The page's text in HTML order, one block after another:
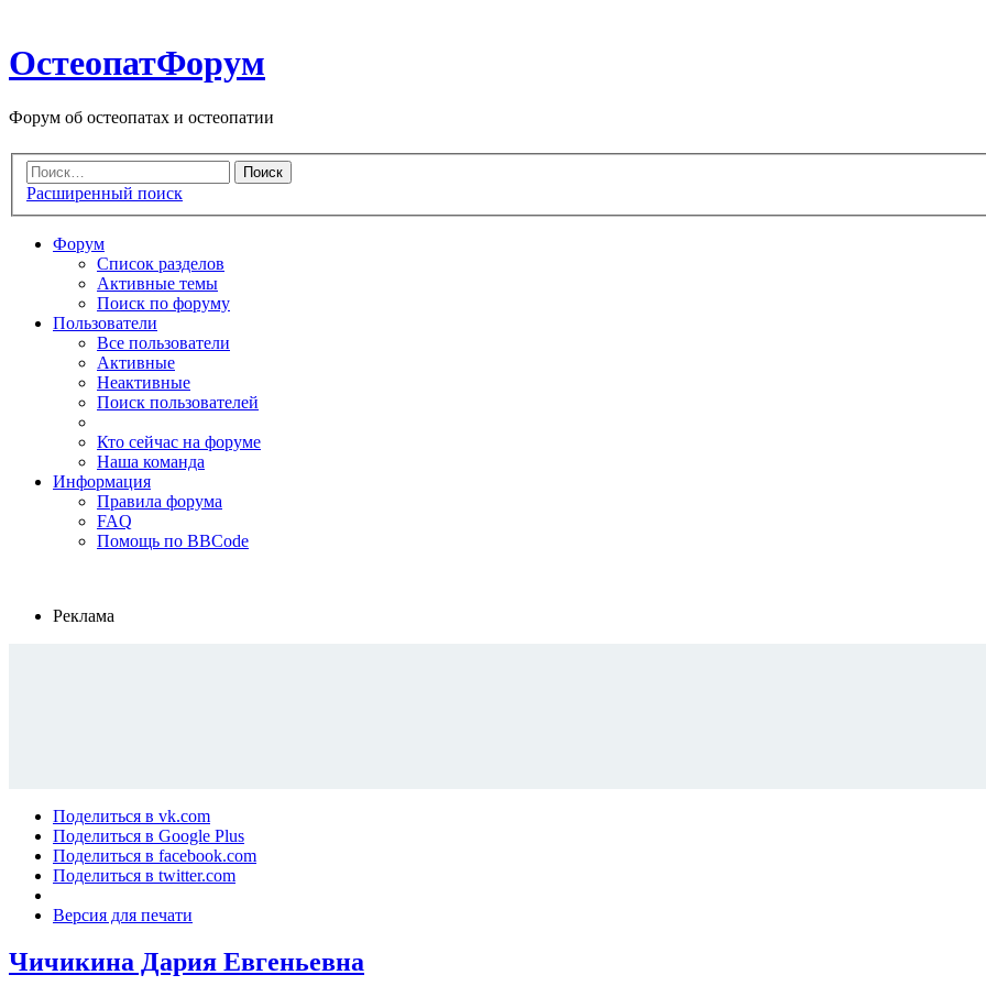
ОстеопатФорум
Форум об остеопатах и остеопатии
Расширенный поиск
Форум
Список разделов
Активные темы
Поиск по форуму
Пользователи
Все пользователи
Активные
Неактивные
Поиск пользователей
Кто сейчас на форуме
Наша команда
Информация
Правила форума
FAQ
Помощь по BBCode
Реклама
Поделиться в vk.com
Поделиться в Google Plus
Поделиться в facebook.com
Поделиться в twitter.com
Версия для печати
Чичикина Дария Евгеньевна